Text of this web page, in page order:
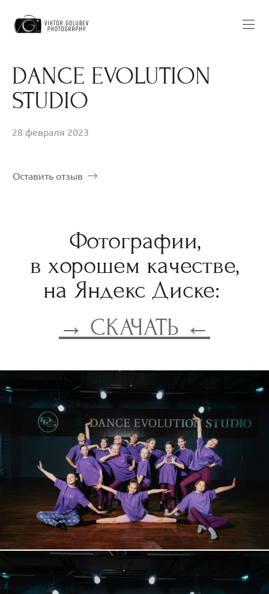
DANCE EVOLUTION
STUDIO
28 февраля 2023
Оставить отзыв
Фотографии,
в хорошем качестве,
на Яндекс Диске:
→ СКАЧАТЬ ←